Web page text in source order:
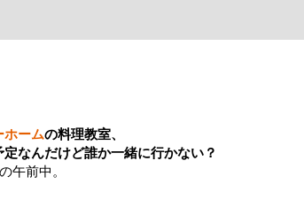
ホームの料理教室、
定なんだけど誰か一緒に行かない？
午前中。